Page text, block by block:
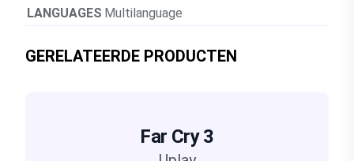
LANGUAGES Multilanguage
GERELATEERDE PRODUCTEN
Far Cry 3